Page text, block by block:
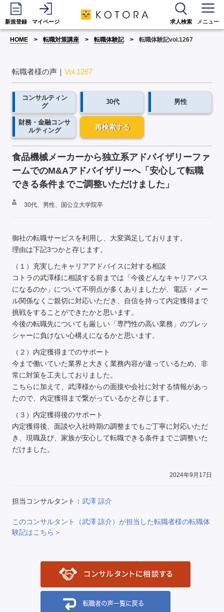
新規登録 マイページ 求人検索 メニュー
HOME 転職対策講座 転職体験記 転職体験記vol.1267
転職者様の声｜ Vol.1267
コンサルティン
グ
30代 男性
財務・金融コンサ
ルティング
再検索する
食品機械メーカーから独立系アドバイザリーファ
ームでのM&Aアドバイザリーへ「安心して転職
できる条件までご調整いただけました」
30代、男性、国公立大学院卒
御社の転職サービスを利用し、大変満足しております。
理由は下記3つかと存じます。
（１）充実したキャリアアドバイスに対する相談
コトラの武澤様に相談する前までは「今後どんなキャリアパス
になるのか」について不明点が多くありましたが、電話・メー
ル関係なくご親切に対応いただき、自信を持って内定獲得まで
挑戦をすることができたかと思います。
今後の転職先についても厳しい「専門性の高い業務」のプレッ
シャーに負けない心構えになるかと思います。
（２）内定獲得までのサポート
今まで働いていた業界と大きく業務内容が違っているため、非
常に対策を工夫しておりました。
こちらに加えて、武澤様からの面接や会社に対する情報があっ
たので、内定獲得まで繋がっているかと存じます。
（３）内定獲得後のサポート
内定獲得後、面談や入社時期の調整までもご丁寧に対応いただ
き、現職及び、家族が安心して転職できる条件までご調整いた
だけました。
2024年9月17日
担当コンサルタント： 武澤 諒介
このコンサルタント（武澤 諒介）が担当した転職者様の転職体
験記はこちら＞